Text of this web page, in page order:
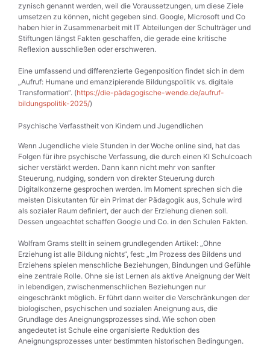
zynisch genannt werden, weil die Voraussetzungen, um diese Ziele
umsetzen zu können, nicht gegeben sind. Google, Microsoft und Co
haben hier in Zusammenarbeit mit IT Abteilungen der Schulträger und
Stiftungen längst Fakten geschaffen, die gerade eine kritische
Reflexion ausschließen oder erschweren.
Eine umfassend und differenzierte Gegenposition findet sich in dem
„Aufruf: Humane und emanzipierende Bildungspolitik vs. digitale
Transformation“. (https://die-pädagogische-wende.de/aufruf-
bildungspolitik-2025/)
Psychische Verfasstheit von Kindern und Jugendlichen
Wenn Jugendliche viele Stunden in der Woche online sind, hat das
Folgen für ihre psychische Verfassung, die durch einen KI Schulcoach
sicher verstärkt werden. Dann kann nicht mehr von sanfter
Steuerung, nudging, sondern von direkter Steuerung durch
Digitalkonzerne gesprochen werden. Im Moment sprechen sich die
meisten Diskutanten für ein Primat der Pädagogik aus, Schule wird
als sozialer Raum definiert, der auch der Erziehung dienen soll.
Dessen ungeachtet schaffen Google und Co. in den Schulen Fakten.
Wolfram Grams stellt in seinem grundlegenden Artikel: „Ohne
Erziehung ist alle Bildung nichts“, fest: „Im Prozess des Bildens und
Erziehens spielen menschliche Beziehungen, Bindungen und Gefühle
eine zentrale Rolle. Ohne sie ist Lernen als aktive Aneignung der Welt
in lebendigen, zwischenmenschlichen Beziehungen nur
eingeschränkt möglich. Er führt dann weiter die Verschränkungen der
biologischen, psychischen und sozialen Aneignung aus, die
Grundlage des Aneignungsprozesses sind. Wie schon oben
angedeutet ist Schule eine organisierte Reduktion des
Aneignungsprozesses unter bestimmten historischen Bedingungen.